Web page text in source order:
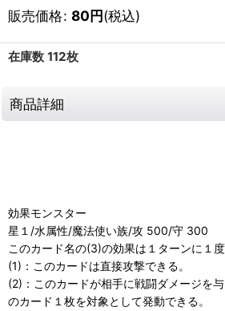
販売価格: 80円(税込)
在庫数 112枚
商品詳細
効果モンスター
星１/水属性/魔法使い族/攻 500/守 300
このカード名の(3)の効果は１ターンに１度
(1)：このカードは直接攻撃できる。
(2)：このカードが相手に戦闘ダメージを
のカード１枚を対象として発動できる。